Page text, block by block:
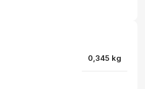
0,345 kg